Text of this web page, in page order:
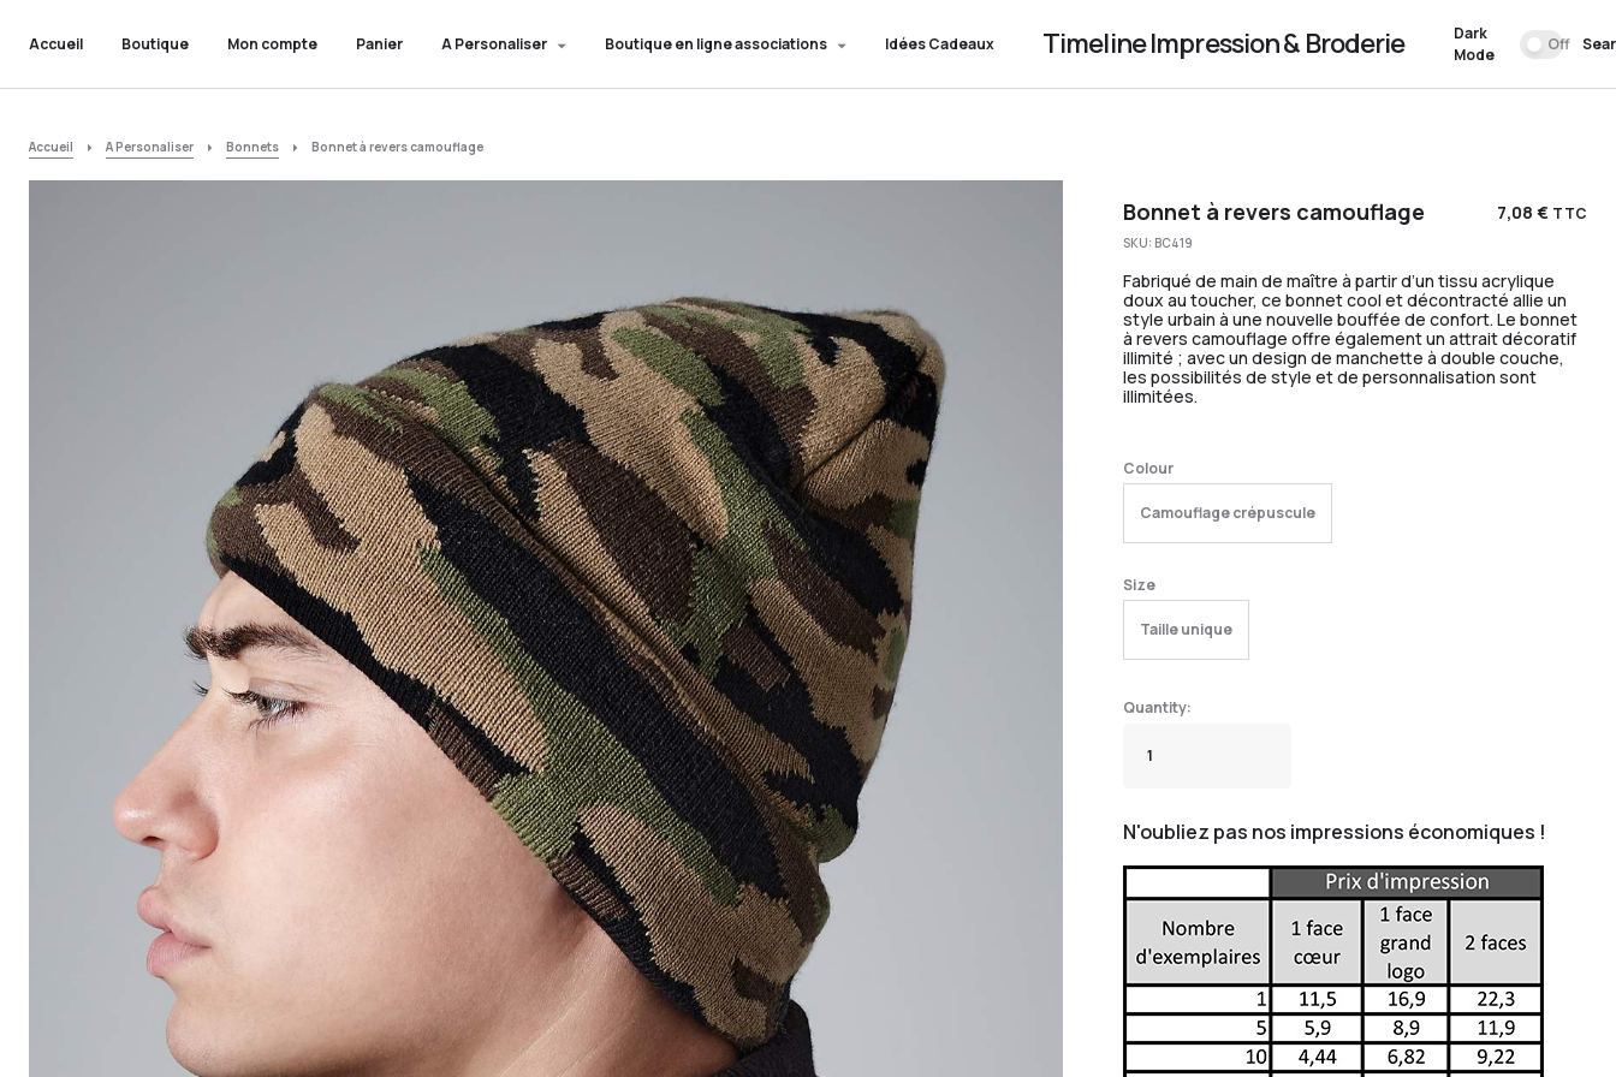
Accueil Boutique Mon compte Panier A Personaliser Boutique en ligne associations Idées Cadeaux Timeline Impression & Broderie
Dark
Mode
Off
Accueil A Personaliser Bonnets Bonnet à revers camouflage
Bonnet à revers camouflage 7,08 € TTC
SKU: BC419
Fabriqué de main de maître à partir d’un tissu acrylique
doux au toucher, ce bonnet cool et décontracté allie un
style urbain à une nouvelle bouffée de confort. Le bonnet
à revers camouflage offre également un attrait décoratif
illimité ; avec un design de manchette à double couche,
les possibilités de style et de personnalisation sont
illimitées.
Colour
Camouflage crépuscule
Size
Taille unique
N'oubliez pas nos impressions économiques !